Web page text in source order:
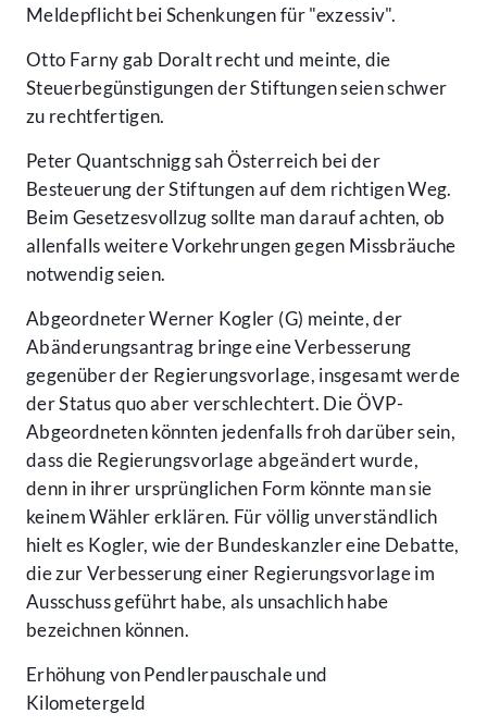
Meldepflicht bei Schenkungen für "exzessiv".
Otto Farny gab Doralt recht und meinte, die
Steuerbegünstigungen der Stiftungen seien schwer
zu rechtfertigen.
Peter Quantschnigg sah Österreich bei der
Besteuerung der Stiftungen auf dem richtigen Weg.
Beim Gesetzesvollzug sollte man darauf achten, ob
allenfalls weitere Vorkehrungen gegen Missbräuche
notwendig seien.
Abgeordneter Werner Kogler (G) meinte, der
Abänderungsantrag bringe eine Verbesserung
gegenüber der Regierungsvorlage, insgesamt werde
der Status quo aber verschlechtert. Die ÖVP-
Abgeordneten könnten jedenfalls froh darüber sein,
dass die Regierungsvorlage abgeändert wurde,
denn in ihrer ursprünglichen Form könnte man sie
keinem Wähler erklären. Für völlig unverständlich
hielt es Kogler, wie der Bundeskanzler eine Debatte,
die zur Verbesserung einer Regierungsvorlage im
Ausschuss geführt habe, als unsachlich habe
bezeichnen können.
Erhöhung von Pendlerpauschale und
Kilometergeld